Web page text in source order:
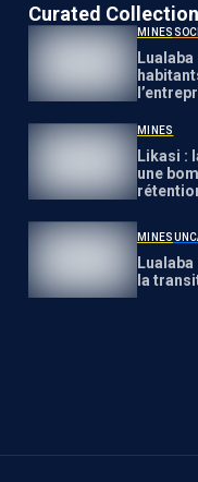
Curated
MINES
MINES
Likasi :
une
MINES
la